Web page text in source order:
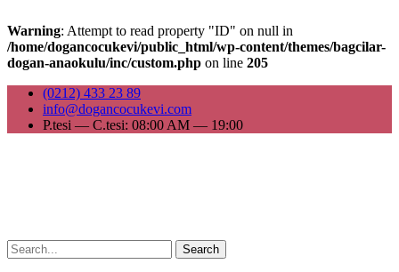
Warning: Attempt to read property "ID" on null in
/home/dogancocukevi/public_html/wp-content/themes/bagcilar-
dogan-anaokulu/inc/custom.php on line 205
(0212) 433 23 89
info@dogancocukevi.com
P.tesi — C.tesi: 08:00 AM — 19:00
Search